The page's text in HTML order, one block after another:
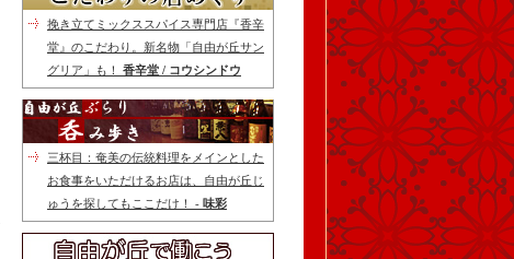
挽き立てミックススパイス専門店『香辛
堂』のこだわり。新名物「自由が丘サン
グリア」も！ 香辛堂 / コウシンドウ
三杯目：奄美の伝統料理をメインとした
お食事をいただけるお店は、自由が丘じ
ゅうを探してもここだけ！ - 味彩